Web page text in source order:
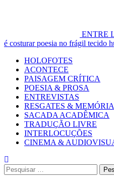
ENTRE
é costurar poesia no frágil tecido
Primary
Menu
HOLOFOTES
ACONTECE
PAISAGEM CRÍTICA
POESIA & PROSA
ENTREVISTAS
RESGATES &
SACADA ACADÊMICA
TRADUÇÃO LIVRE
INTERLOCUÇÕES
CINEMA &
Pesquisar
por: